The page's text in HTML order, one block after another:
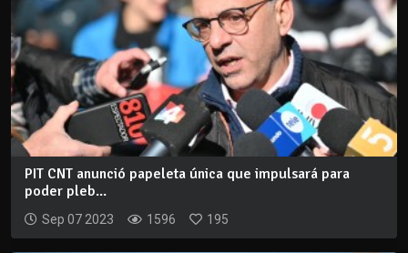
PIT CNT anunció papeleta única que impulsará para
poder pleb...
Sep 07 2023 1596 195